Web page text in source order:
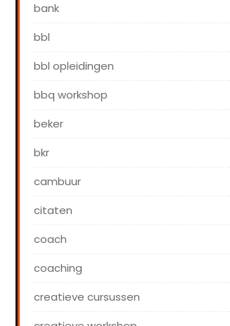
bank
bbl
bbl opleidingen
bbq workshop
beker
bkr
cambuur
citaten
coach
coaching
creatieve cursussen